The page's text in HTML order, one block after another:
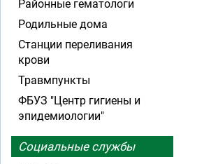
Районные гематологи
Родильные дома
Станции переливания
крови
Травмпункты
ФБУЗ "Центр гигиены и
эпидемиологии"
Социальные службы